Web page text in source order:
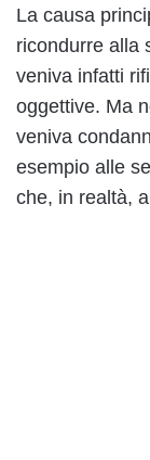
La causa
ricondurre alla
veniva infatti
oggettive. Ma
veniva
esempio alle
che, in realtà,